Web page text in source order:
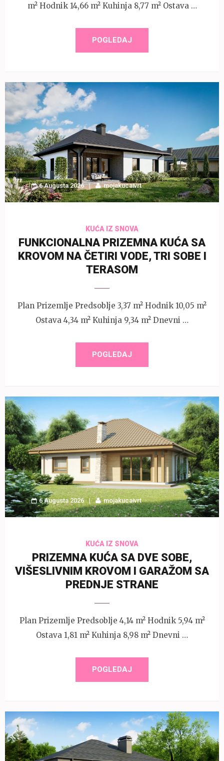
m² Hodnik 14,66 m² Kuhinja 8,77 m² Ostava …
POGLEDAJ
6 Augusta 2026 mojakucaivrt
KUĆA IZ SNOVA
FUNKCIONALNA PRIZEMNA KUĆA SA
KROVOM NA ČETIRI VODE, TRI SOBE I
TERASOM
Plan Prizemlje Predsoblje 3,37 m² Hodnik 10,05 m²
Ostava 4,34 m² Kuhinja 9,34 m² Dnevni …
POGLEDAJ
6 Augusta 2026 mojakucaivrt
KUĆA IZ SNOVA
PRIZEMNA KUĆA SA DVE SOBE,
VIŠESLIVNIM KROVOM I GARAŽOM SA
PREDNJE STRANE
Plan Prizemlje Predsoblje 4,14 m² Hodnik 5,94 m²
Ostava 1,81 m² Kuhinja 8,98 m² Dnevni …
POGLEDAJ